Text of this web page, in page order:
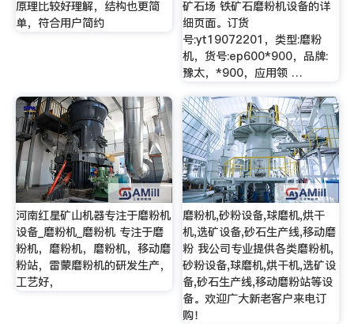
原理比较好理解，结构也更简
单，符合用户简约
矿石场 铁矿石磨粉机设备的详
细页面。订货
号:yt19072201，类型:磨粉
机，货号:ep600*900，品牌:
豫太，*900，应用领 …
河南红星矿山机器专注于磨粉机
设备_磨粉机_磨粉机 专注于磨
粉机，磨粉机，磨粉机，移动磨
粉站，雷蒙磨粉机的研发生产，
工艺好，
磨粉机,砂粉设备,球磨机,烘干
机,选矿设备,砂石生产线,移动磨
粉 我公司专业提供各类磨粉机,
砂粉设备,球磨机,烘干机,选矿设
备,砂石生产线,移动磨粉站等设
备。欢迎广大新老客户来电订
购！